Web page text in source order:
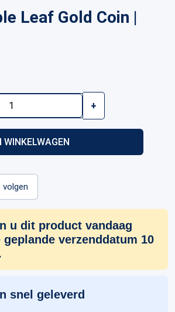
Leaf Gold Coin |
+
WINKELWAGEN
u dit product vandaag
geplande verzenddatum 10
snel geleverd